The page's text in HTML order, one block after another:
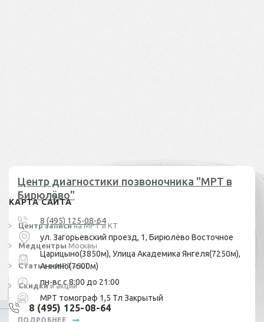
Центр диагностики позвоночника "МРТ в
Бирюлёво"
8 (495) 125-08-64
ул. Загорьевский проезд, 1, Бирюлёво Восточное
Царицыно(3850м), Улица Академика Янгеля(7250м),
Аннино(7600м)
пн-вс с 8:00 до 21:00
МРТ томограф 1,5 Тл Закрытый
ПОДРОБНЕЕ
КАРТА САЙТА
Центр записи на МРТ и КТ
Медцентры Москвы
Статьи о МРТ и КТ
Скидки и акции
8 (495) 125-08-64